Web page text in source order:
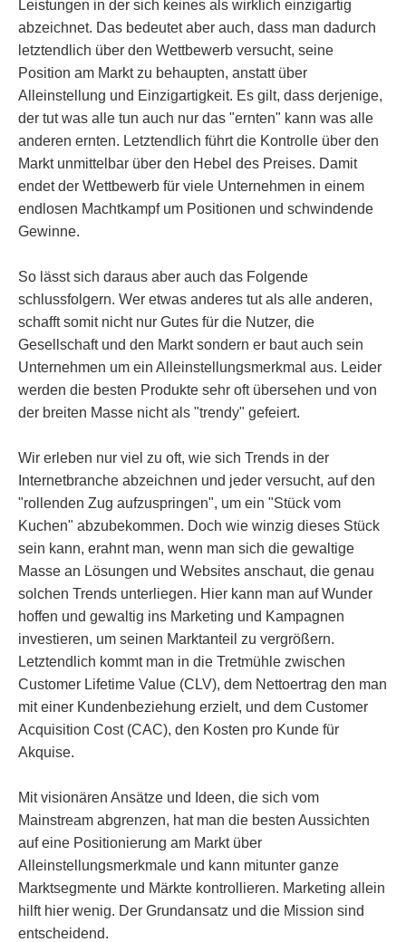
Leistungen in der sich keines als wirklich einzigartig
abzeichnet. Das bedeutet aber auch, dass man dadurch
letztendlich über den Wettbewerb versucht, seine
Position am Markt zu behaupten, anstatt über
Alleinstellung und Einzigartigkeit. Es gilt, dass derjenige,
der tut was alle tun auch nur das "ernten" kann was alle
anderen ernten. Letztendlich führt die Kontrolle über den
Markt unmittelbar über den Hebel des Preises. Damit
endet der Wettbewerb für viele Unternehmen in einem
endlosen Machtkampf um Positionen und schwindende
Gewinne.
So lässt sich daraus aber auch das Folgende
schlussfolgern. Wer etwas anderes tut als alle anderen,
schafft somit nicht nur Gutes für die Nutzer, die
Gesellschaft und den Markt sondern er baut auch sein
Unternehmen um ein Alleinstellungsmerkmal aus. Leider
werden die besten Produkte sehr oft übersehen und von
der breiten Masse nicht als "trendy" gefeiert.
Wir erleben nur viel zu oft, wie sich Trends in der
Internetbranche abzeichnen und jeder versucht, auf den
"rollenden Zug aufzuspringen", um ein "Stück vom
Kuchen" abzubekommen. Doch wie winzig dieses Stück
sein kann, erahnt man, wenn man sich die gewaltige
Masse an Lösungen und Websites anschaut, die genau
solchen Trends unterliegen. Hier kann man auf Wunder
hoffen und gewaltig ins Marketing und Kampagnen
investieren, um seinen Marktanteil zu vergrößern.
Letztendlich kommt man in die Tretmühle zwischen
Customer Lifetime Value (CLV), dem Nettoertrag den man
mit einer Kundenbeziehung erzielt, und dem Customer
Acquisition Cost (CAC), den Kosten pro Kunde für
Akquise.
Mit visionären Ansätze und Ideen, die sich vom
Mainstream abgrenzen, hat man die besten Aussichten
auf eine Positionierung am Markt über
Alleinstellungsmerkmale und kann mitunter ganze
Marktsegmente und Märkte kontrollieren. Marketing allein
hilft hier wenig. Der Grundansatz und die Mission sind
entscheidend.